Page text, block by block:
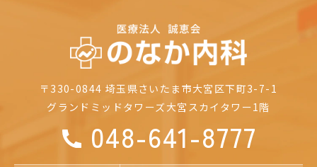
〒330-0844 埼玉県さいたま市大宮区下町3-7-1
グランドミッドタワーズ大宮 スカイタワー1階
048-641-8777